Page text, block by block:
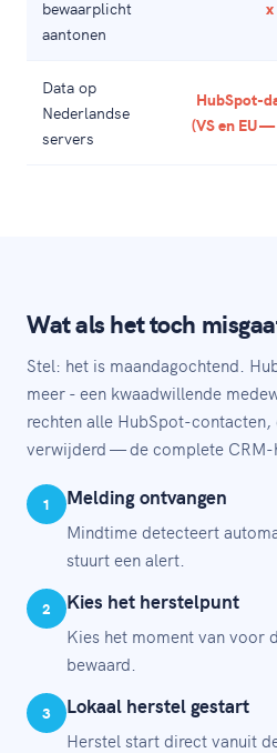
bewaarplicht
aantonen
x
Data op
Nederlandse
servers
HubSpot-
(VS en EU
Wat als het toch
Stel: het is maandagochtend.
meer - een kwaadwillende
rechten alle HubSpot-contacten,
verwijderd — de complete CRM-
1 Melding ontvangen
Mindtime detecteert
stuurt een alert.
2 Kies het herstelpunt
Kies het moment van voor
bewaard.
3 Lokaal herstel gestart
Herstel start direct vanuit